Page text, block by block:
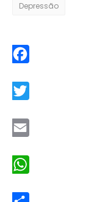
Depressão